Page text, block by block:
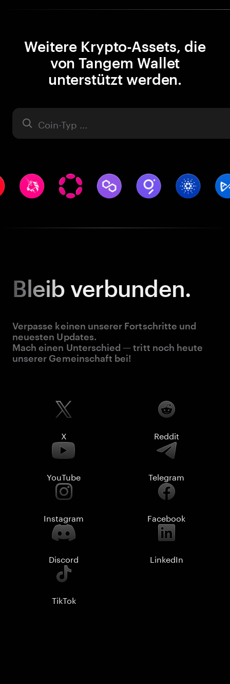
Weitere Krypto-Assets, die
von Tangem Wallet
unterstützt werden.
Asset
Bleib verbunden.
Verpasse keinen unserer Fortschritte und
neuesten Updates.
Mach einen Unterschied — tritt noch heute
unserer Gemeinschaft bei!
X Reddit
YouTube Telegram
Instagram Facebook
Discord LinkedIn
TikTok